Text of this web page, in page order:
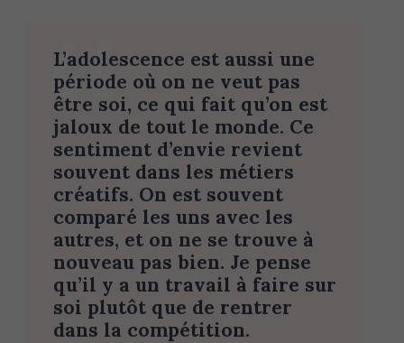
L’adolescence est aussi une
période où on ne veut pas
être soi, ce qui fait qu’on est
jaloux de tout le monde. Ce
sentiment d’envie revient
souvent dans les métiers
créatifs. On est souvent
comparé les uns avec les
autres, et on ne se trouve à
nouveau pas bien. Je pense
qu’il y a un travail à faire sur
soi plutôt que de rentrer
dans la compétition.